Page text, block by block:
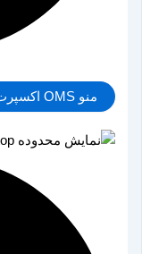
منو OMS اکسپرت مدیریت سرمایه